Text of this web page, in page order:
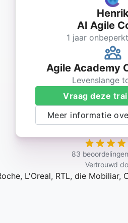
AI Agile
1 jaar
Agile Academy
Levenslange
Vraag deze
Meer informatie
83
Vertrouwd